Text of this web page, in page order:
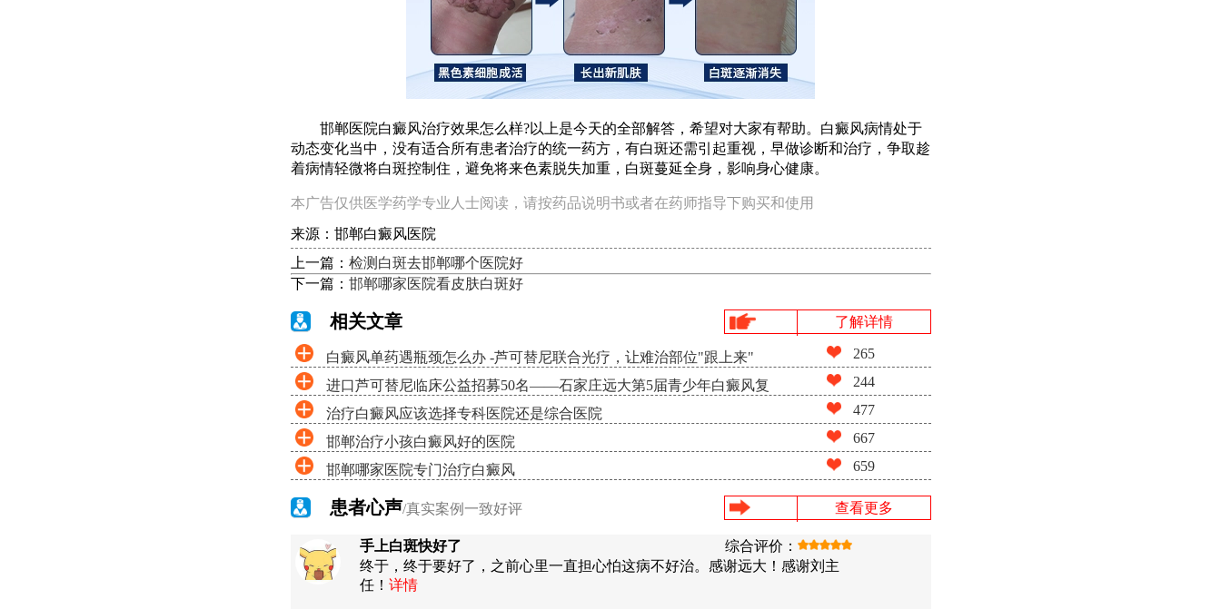
邯郸医院白癜风治疗效果怎么样?以上是今天的全部解答，希望对大家有帮助。白癜风病情处于
动态变化当中，没有适合所有患者治疗的统一药方，有白斑还需引起重视，早做诊断和治疗，争取趁
着病情轻微将白斑控制住，避免将来色素脱失加重，白斑蔓延全身，影响身心健康。
本广告仅供医学药学专业人士阅读，请按药品说明书或者在药师指导下购买和使用
来源：邯郸白癜风医院
上一篇： 检测白斑去邯郸哪个医院好
下一篇： 邯郸哪家医院看皮肤白斑好
相关文章 了解详情
白癜风单药遇瓶颈怎么办 -芦可替尼联合光疗，让难治部位"跟上来" 265
进口芦可替尼临床公益招募50名——石家庄远大第5届青少年白癜风复
色夏令营启动
244
治疗白癜风应该选择专科医院还是综合医院 477
邯郸治疗小孩白癜风好的医院 667
邯郸哪家医院专门治疗白癜风 659
患者心声/真实案例一致好评 查看更多
手上白斑快好了
综合评价：
终于，终于要好了，之前心里一直担心怕这病不好治。感谢远大！感谢刘主
任！ 详情